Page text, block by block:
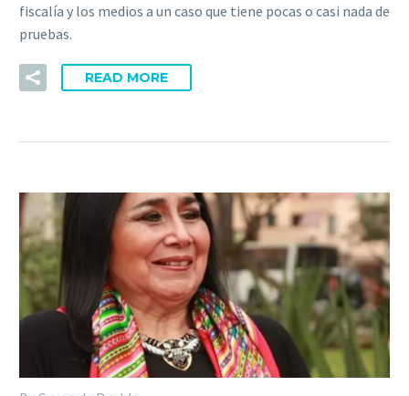
fiscalía y los medios a un caso que tiene pocas o casi nada de
pruebas.
READ MORE